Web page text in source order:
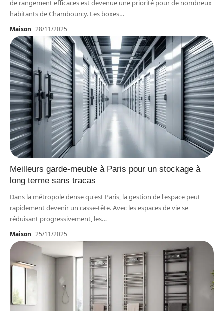
de rangement efficaces est devenue une priorité pour de nombreux
habitants de Chambourcy. Les boxes…
Maison 28/11/2025
Meilleurs garde-meuble à Paris pour un stockage à
long terme sans tracas
Dans la métropole dense qu'est Paris, la gestion de l'espace peut
rapidement devenir un casse-tête. Avec les espaces de vie se
réduisant progressivement, les…
Maison 25/11/2025